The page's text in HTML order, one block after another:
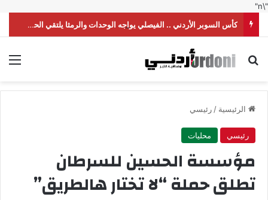
"\n"
كأس السوبر الأردني .. الفيصلي يواجه الوحدات والرمثا يلتقي الحسين
بحث عن
الرئيسية /رئيسي
رئيسي محليات
مؤسسة الحسين للسرطان
تطلق حملة “لا تختار هالطريق”